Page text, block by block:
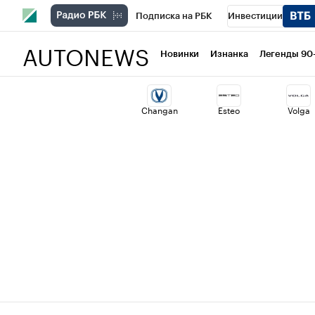
Подписка на РБК Инвестиции
Национальные проекты Город
Кредитные рейтинги Франшизы
AUTONEWS Новинки Изнанка Легенды
Changan Esteo Volga